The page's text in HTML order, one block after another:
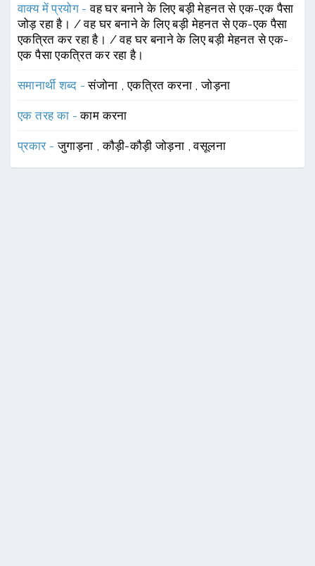
वाक्य में प्रयोग -वह घर बनाने के लिए बड़ी मेहनत से एक-एक पैसा
जोड़ रहा है। / वह घर बनाने के लिए बड़ी मेहनत से एक-एक पैसा
एकत्रित कर रहा है। / वह घर बनाने के लिए बड़ी मेहनत से एक-
एक पैसा एकत्रित कर रहा है।
समानार्थी शब्द -संजोना ,एकत्रित करना ,जोड़ना
एक तरह का -काम करना
प्रकार -जुगाड़ना ,कौड़ी-कौड़ी जोड़ना ,वसूलना